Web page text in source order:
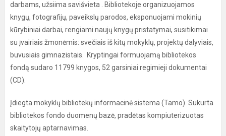
darbams, užsiima savišvieta . Bibliotekoje organizuojamos
knygų, fotografijų, paveikslų parodos, eksponuojami mokinių
kūrybiniai darbai, rengiami naujų knygų pristatymai, susitikimai
su įvairiais žmonėmis: svečiais iš kitų mokyklų, projektų dalyviais,
buvusiais gimnazistais. Kryptingai formuojamą bibliotekos
fondą sudaro 11799 knygos, 52 garsiniai regimieji dokumentai
(CD).
Įdiegta mokyklų bibliotekų informacinė sistema (Tamo). Sukurta
bibliotekos fondo duomenų bazė, pradėtas kompiuterizuotas
skaitytojų aptarnavimas.